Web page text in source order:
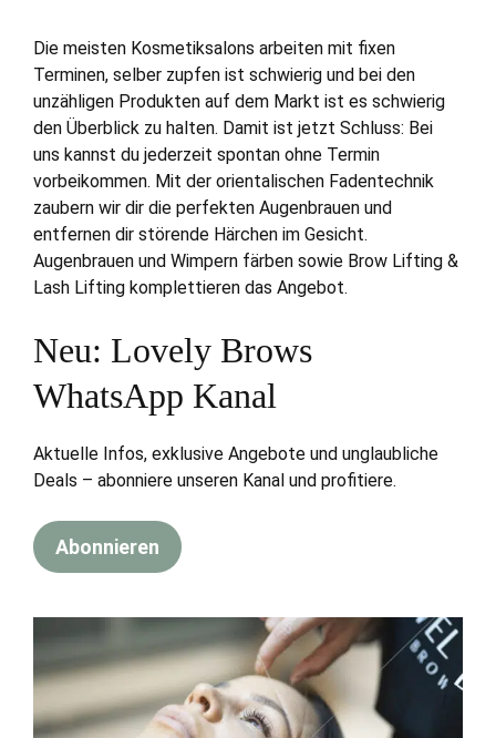
Die meisten Kosmetiksalons arbeiten mit fixen
Terminen, selber zupfen ist schwierig und bei den
unzähligen Produkten auf dem Markt ist es schwierig
den Überblick zu halten. Damit ist jetzt Schluss: Bei
uns kannst du jederzeit spontan ohne Termin
vorbeikommen. Mit der orientalischen Fadentechnik
zaubern wir dir die perfekten Augenbrauen und
entfernen dir störende Härchen im Gesicht.
Augenbrauen und Wimpern färben sowie Brow Lifting &
Lash Lifting komplettieren das Angebot.
Neu: Lovely Brows
WhatsApp Kanal
Aktuelle Infos, exklusive Angebote und unglaubliche
Deals – abonniere unseren Kanal und profitiere.
Abonnieren